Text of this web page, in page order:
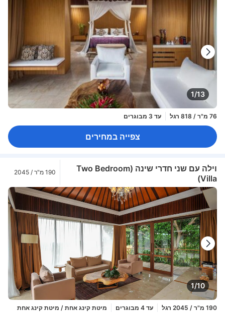
1/13
76 מ"ר / 818 רגל עד 3 מבוגרים
צפייה במחירים
וילה עם שני חדרי שינה (Two Bedroom
Villa)
190 מ"ר / 2045
1/10
190 מ"ר / 2045 רגל עד 4 מבוגרים
מיטת קינג אחת / מיטת קינג אחת